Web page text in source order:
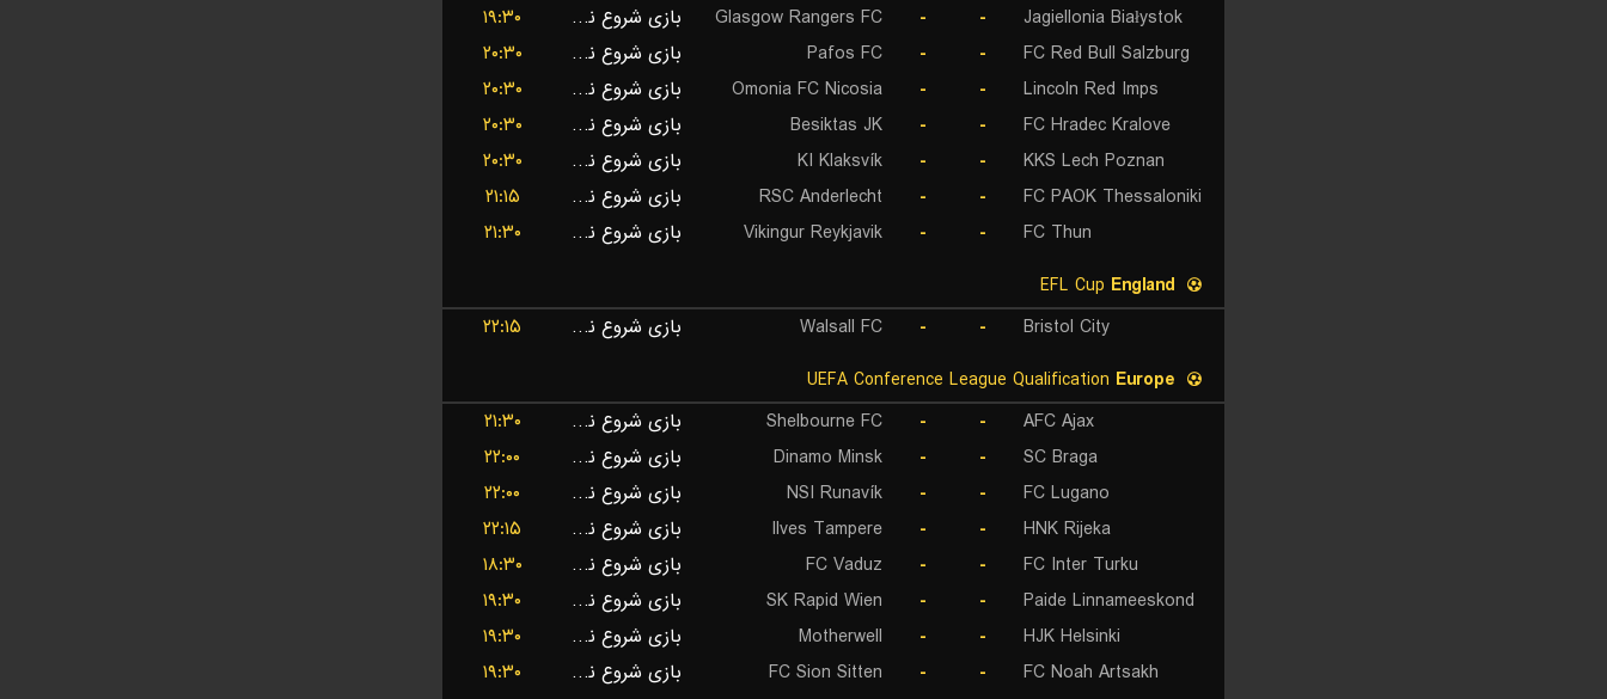
Jagiellonia Białystok
-
-
Glasgow Rangers FC بازی شروع نشده است
۱۹:۳۰
FC Red Bull Salzburg
-
-
Pafos FC بازی شروع نشده است
۲۰:۳۰
Lincoln Red Imps
-
-
Omonia FC Nicosia بازی شروع نشده است
۲۰:۳۰
FC Hradec Kralove
-
-
Besiktas JK بازی شروع نشده است
۲۰:۳۰
KKS Lech Poznan
-
-
KI Klaksvík بازی شروع نشده است
۲۰:۳۰
FC PAOK Thessaloniki
-
-
RSC Anderlecht بازی شروع نشده است
۲۱:۱۵
FC Thun
-
-
Vikingur Reykjavik بازی شروع نشده است
۲۱:۳۰
England
Bristol City
-
-
Walsall FC بازی شروع نشده است
۲۲:۱۵
Europe
AFC Ajax
-
-
Shelbourne FC بازی شروع نشده است
۲۱:۳۰
SC Braga
-
-
Dinamo Minsk بازی شروع نشده است
۲۲:۰۰
FC Lugano
-
-
NSI Runavík بازی شروع نشده است
۲۲:۰۰
HNK Rijeka
-
-
Ilves Tampere بازی شروع نشده است
۲۲:۱۵
FC Inter Turku
-
-
FC Vaduz بازی شروع نشده است
۱۸:۳۰
Paide Linnameeskond
-
-
SK Rapid Wien بازی شروع نشده است
۱۹:۳۰
HJK Helsinki
-
-
Motherwell بازی شروع نشده است
۱۹:۳۰
FC Noah Artsakh
-
-
FC Sion Sitten بازی شروع نشده است
۱۹:۳۰